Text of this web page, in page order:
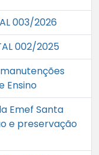
003/2026
002/2025
Ensino
Emef Santa
e preservação